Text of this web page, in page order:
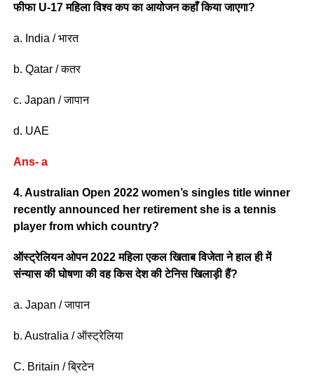
फीफा U-17 महिला विश्व कप का आयोजन कहाँ किया जाएगा?
a. India / भारत
b. Qatar / कतर
c. Japan / जापान
d. UAE
Ans- a
4. Australian Open 2022 women’s singles title winner
recently announced her retirement she is a tennis
player from which country?
ऑस्ट्रेलियन ओपन 2022 महिला एकल खिताब विजेता ने हाल ही में
संन्यास की घोषणा की वह किस देश की टेनिस खिलाड़ी हैं?
a. Japan / जापान
b. Australia / ऑस्ट्रेलिया
C. Britain / ब्रिटेन